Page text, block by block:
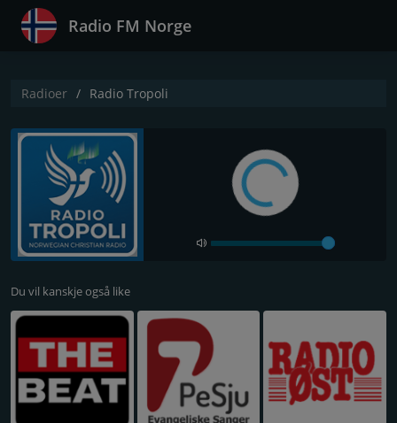
Radio FM Norge
Radioer Radio Tropoli
Du vil kanskje også like